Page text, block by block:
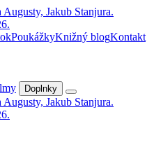
PoukážkyKnižný blogKontakt
Doplnky